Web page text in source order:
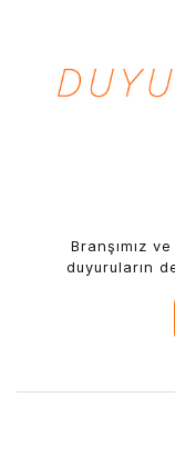
Branşımız
duyuruların